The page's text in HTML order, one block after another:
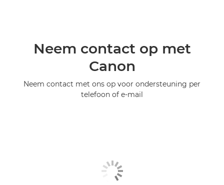
Neem contact op met
Canon
Neem contact met ons op voor ondersteuning per
telefoon of e-mail